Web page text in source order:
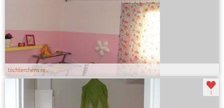
töchterchens re...
1